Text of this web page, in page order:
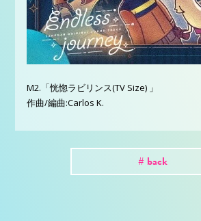
M2.「恍惚ラビリンス(TV Size) 」
作曲/編曲:Carlos K.
# back